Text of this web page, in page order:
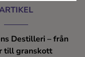
Destilleri – från
till granskott